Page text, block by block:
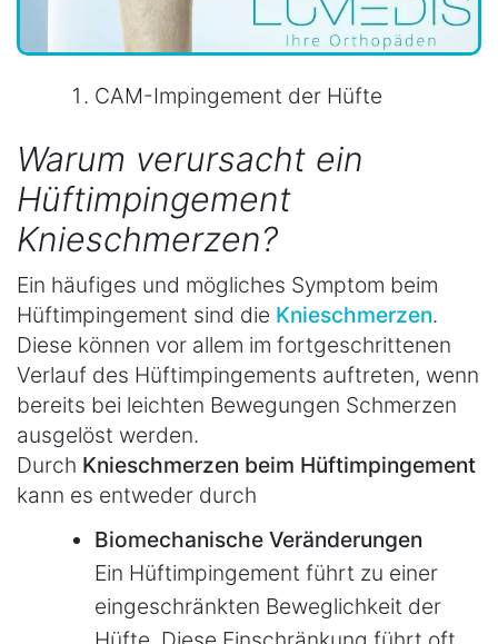
CAM-Impingement der Hüfte
Warum verursacht ein
Hüftimpingement
Knieschmerzen?
Ein häufiges und mögliches Symptom beim
Hüftimpingement sind die Knieschmerzen.
Diese können vor allem im fortgeschrittenen
Verlauf des Hüftimpingements auftreten, wenn
bereits bei leichten Bewegungen Schmerzen
ausgelöst werden.
Durch Knieschmerzen beim Hüftimpingement
kann es entweder durch
Biomechanische Veränderungen
Ein Hüftimpingement führt zu einer
eingeschränkten Beweglichkeit der